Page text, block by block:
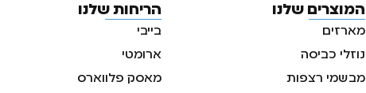
המוצרים שלנו
מארזים
נוזלי כביסה
מבשמי רצפות
הריחות שלנו
בייבי
ארומטי
מאסק פלווארס